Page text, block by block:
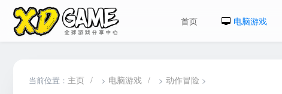
首页 电脑游戏
当前位置： 主页 / > 电脑游戏 / > 动作冒险 >